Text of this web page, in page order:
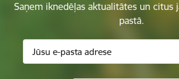
Saņem iknedēļas aktualitātes un citus
pastā.